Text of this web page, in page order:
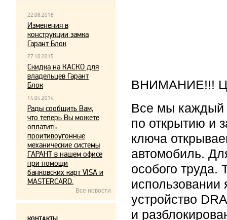
ВНИМАНИЕ!!!
Все мы каждый
по открытию и
ключа
автомобиль.
особого
использовании
устройство
и
22.08.2018
Изменения в
конструкции замка
Гарант Блок
27.10.2015
Скидка на КАСКО для
владельцев Гарант
Блок
14.04.2014
Рады сообщить Вам,
что теперь Вы можете
оплатить
проитивоугонные
механические системы
ГАРАНТ в нашем офисе
при помощи
банковских карт VISA и
MASTERCARD.
Все новости